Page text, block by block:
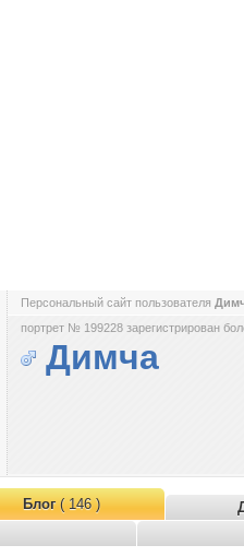
Персональный сайт пользователя
портрет № 199228 зарегистрирован
Димча
Блог( 146 )